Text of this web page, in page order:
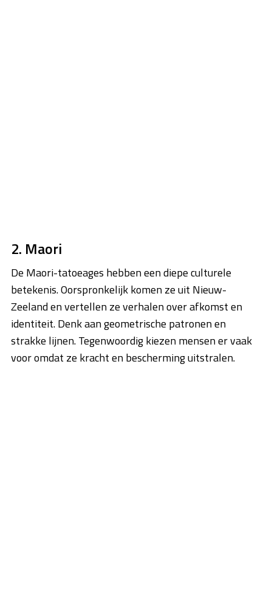
2. Maori
De Maori-tatoeages hebben een diepe culturele
betekenis. Oorspronkelijk komen ze uit Nieuw-
Zeeland en vertellen ze verhalen over afkomst en
identiteit. Denk aan geometrische patronen en
strakke lijnen. Tegenwoordig kiezen mensen er vaak
voor omdat ze kracht en bescherming uitstralen.